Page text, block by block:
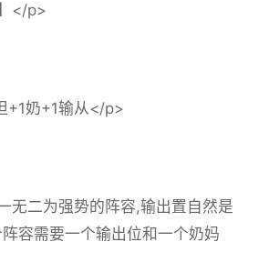
</p>
+1奶+1输从</p>
无二为强势的阵容,输出置自然是
容需要一个输出位和一个奶妈